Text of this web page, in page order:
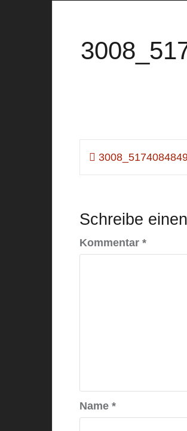
Schreibe
Kommentar *
Name *